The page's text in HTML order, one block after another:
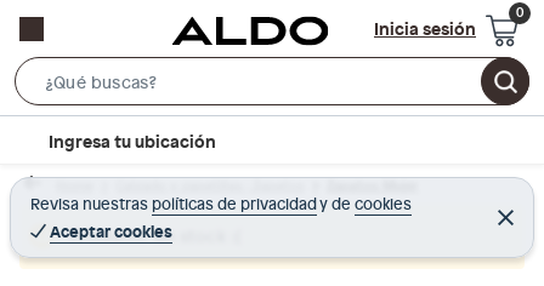
Inicia sesión
e
r
c
B
c
t
Ingresa tu ubicación
Revisa nuestras políticas de privacidadyde cookies
Aceptar cookies
C
e
r
Home Calzado y zapatillas - Zapatos Zapatos Mujer
Producto sin stock :(